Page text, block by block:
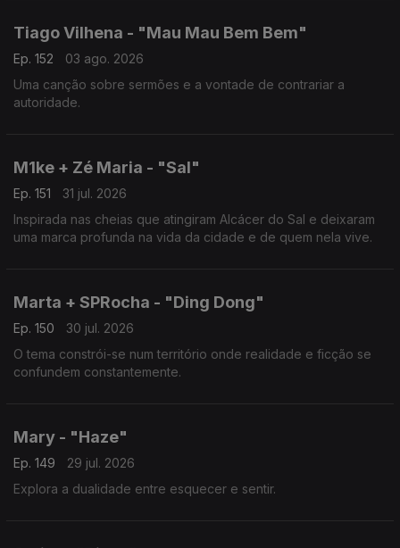
Tiago Vilhena - "Mau Mau Bem Bem"
Ep. 152
03 ago. 2026
Uma canção sobre sermões e a vontade de contrariar a
autoridade.
M1ke + Zé Maria - "Sal"
Ep. 151
31 jul. 2026
Inspirada nas cheias que atingiram Alcácer do Sal e deixaram
uma marca profunda na vida da cidade e de quem nela vive.
Marta + SPRocha - "Ding Dong"
Ep. 150
30 jul. 2026
O tema constrói-se num território onde realidade e ficção se
confundem constantemente.
Mary - "Haze"
Ep. 149
29 jul. 2026
Explora a dualidade entre esquecer e sentir.